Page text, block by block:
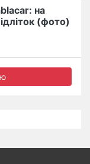
на
(фото)